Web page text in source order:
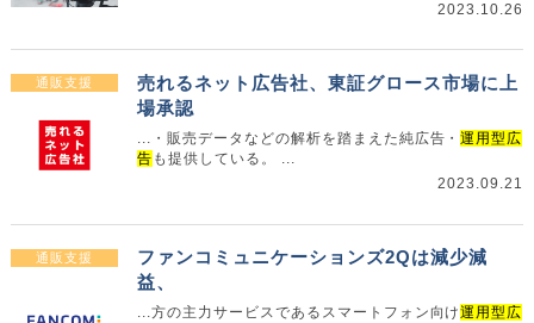
2023.10.26
通販支援
売れるネット広告社、東証グロース市場に上
場承認
...・販売データなどの解析を踏まえた純広告・運用型広
告 も提供している。 ...
2023.09.21
通販支援
ファンコミュニケーションズ2Qは減少減
益、
...方の主力サービスであるスマートフォン向け運用型広